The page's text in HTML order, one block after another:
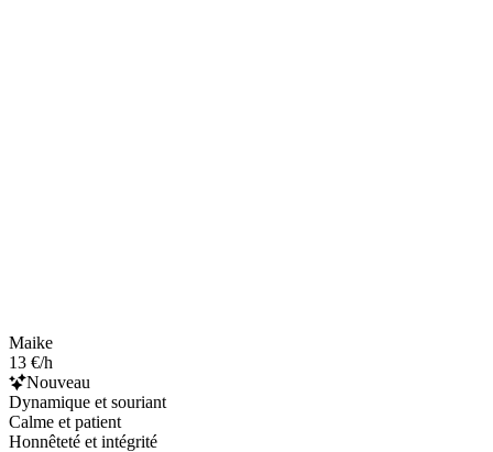
Maike
13 €/h
Nouveau
Dynamique et souriant
Calme et patient
Honnêteté et intégrité